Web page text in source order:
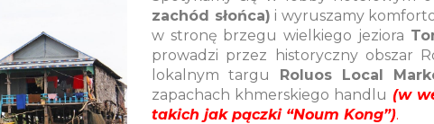
zachód słońca) i wyruszamy
w stronę brzegu wielkiego jeziora
prowadzi przez historyczny obszar
lokalnym targu Roluos Local
zapachach khmerskiego handlu (w
takich jak pączki “Noum Kong”).